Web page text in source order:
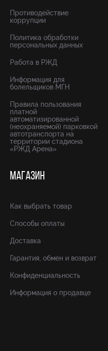
Противодействие
коррупции
Политика обработки
персональных данных
Работа в РЖД
Информация для
болельщиков МГН
Правила пользования
платной
автоматизированной
(неохраняемой) парковкой
автотранспорта на
территории стадиона
«РЖД Арена»
МАГАЗИН
Как выбрать товар
Способы оплаты
Доставка
Гарантия, обмен и возврат
Конфиденциальность
Информация о продавце